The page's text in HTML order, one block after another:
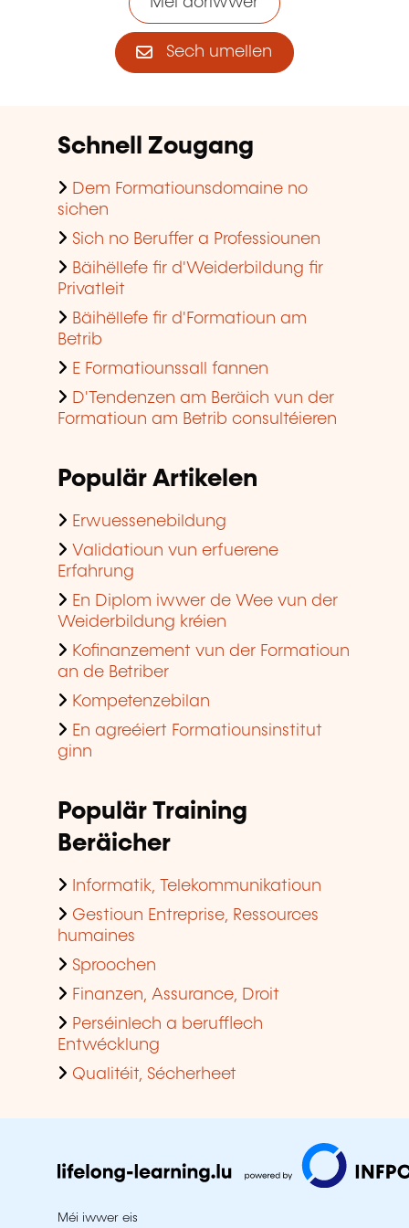
Sech umellen
Schnell Zougang
Dem Formatiounsdomaine no
sichen
Sich no Beruffer a Professiounen
Bäihëllefe fir d'Weiderbildung fir
Privatleit
Bäihëllefe fir d'Formatioun am
Betrib
E Formatiounssall fannen
D'Tendenzen am Beräich vun der
Formatioun am Betrib consultéieren
Populär Artikelen
Erwuessenebildung
Validatioun vun erfuerene
Erfahrung
En Diplom iwwer de Wee vun der
Weiderbildung kréien
Kofinanzement vun der Formatioun
an de Betriber
Kompetenzebilan
En agreéiert Formatiounsinstitut
ginn
Populär Training
Beräicher
Informatik, Telekommunikatioun
Gestioun Entreprise, Ressources
humaines
Sproochen
Finanzen, Assurance, Droit
Perséinlech a berufflech
Entwécklung
Qualitéit, Sécherheet
Méi iwwer eis